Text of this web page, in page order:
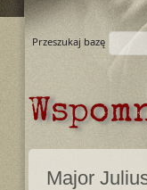
Przeszukaj bazę
Major